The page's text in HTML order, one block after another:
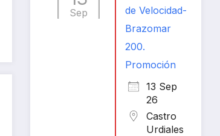
Sep
de Velocidad-
Brazomar
200.
Promoción
13 Sep
26
Castro
Urdiales